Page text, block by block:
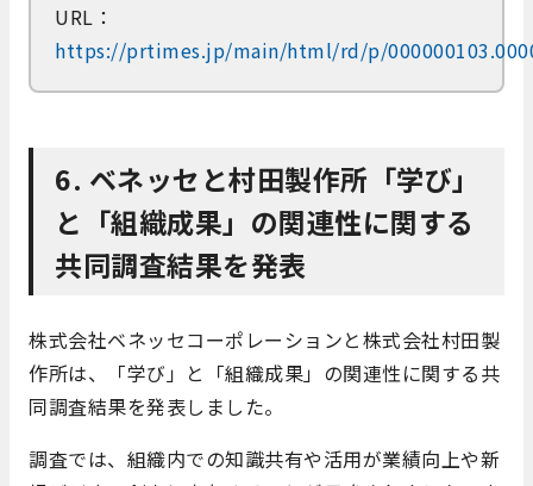
URL：
https://prtimes.jp/main/html/rd/p/
6. ベネッセと村田製作所「学び」
と「組織成果」の関連性に関する
共同調査結果を発表
株式会社ベネッセコーポレーションと株式会社村田製
作所は、「学び」と「組織成果」の関連性に関する共
同調査結果を発表しました。​
調査では、組織内での知識共有や活用が業績向上や新